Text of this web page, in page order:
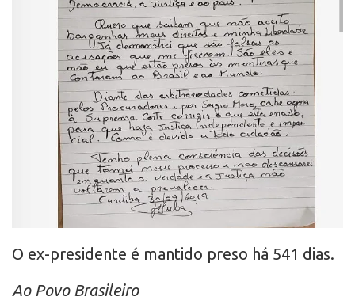
O ex-presidente é mantido preso há 541 dias.
Ao Povo Brasileiro